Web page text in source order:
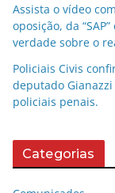
Assista o vídeo
oposição, da
verdade sobre o
Policiais Civis
deputado
policiais penais.
Categorias